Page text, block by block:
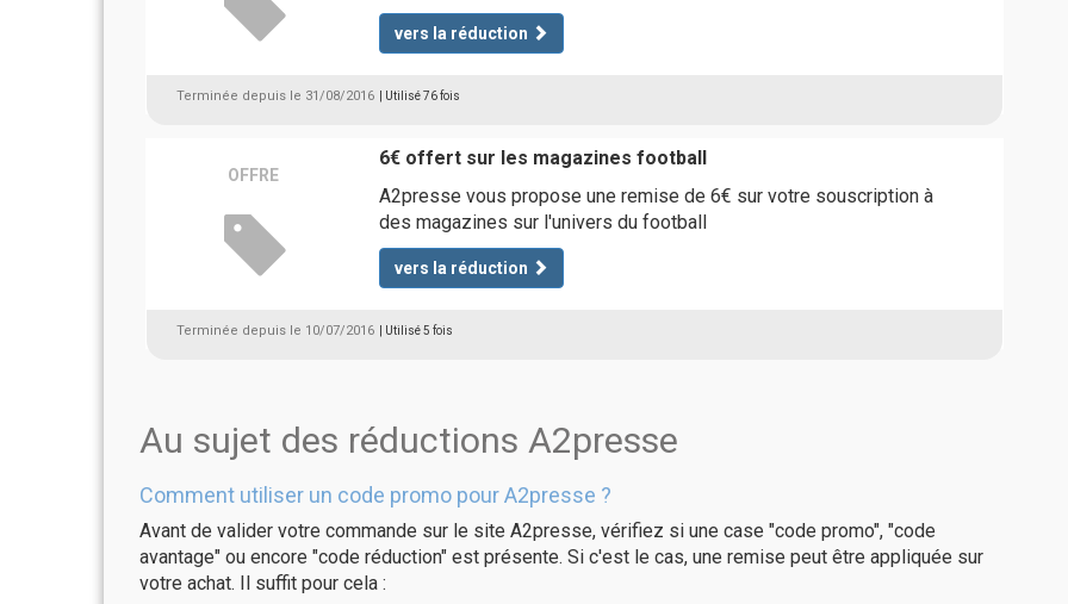
vers la réduction
Terminée depuis le 31/08/2016 | Utilisé 76 fois
OFFRE
6€ offert sur les magazines football
A2presse vous propose une remise de 6€ sur votre souscription à
des magazines sur l'univers du football
vers la réduction
Terminée depuis le 10/07/2016 | Utilisé 5 fois
Au sujet des réductions A2presse
Comment utiliser un code promo pour A2presse ?
Avant de valider votre commande sur le site A2presse, vérifiez si une case "code promo", "code
avantage" ou encore "code réduction" est présente. Si c'est le cas, une remise peut être appliquée sur
votre achat. Il suffit pour cela :